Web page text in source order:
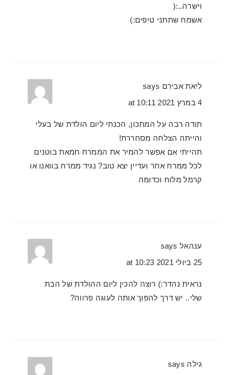
וישרה..:(
אשמח שתתני טיפים:)
ליאת אבירם says
4 במרץ 2021 at 10:11
תודה רבה על המתכון, הכנתי ליום הולדת של בעלי
והייתה הצלחה מסחררת!
תהייתי אם אפשר להמיר את הממרח חמאת בוטנים
לכל ממרח אחר ועדיין יצא טוב? נגיד ממרח בוואנו או
קרמל מלוח וכדומה
ענהאל says
25 ביולי 2021 at 10:23
נראית נהדר:) רוצה להכין ליום ההולדת של הבת
שלי.. יש דרך להפוך אותה לעוגה פרווה?
גילה says